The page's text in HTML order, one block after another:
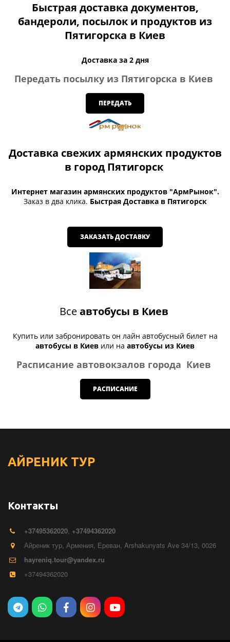
Быстрая доставка документов,
бандероли, посылок и продуктов из
Пятигорска в Киев
Доставка за 2 дня
Передать посылку из Пятигорска в Киев
ПЕРЕДАТЬ
Доставка свежих армянских продуктов
в город Пятигорск
Интернет магазин армянских продуктов "АрмРынок".
Заказ в два клика. Быстрая Доставка в Пятигорск
ЗАКАЗАТЬ ДОСТАВКУ
Всеавтобусы в Киев
Купить или забронировать он лайн автобусный билет на
автобусы в Киев или на автобусы из Киев
Расписание автовокзалов города Киев
РАСПИСАНИЕ
АЙРЕНИК ТУР
Контакты
+37495362020, +37494362020
Айреник тур, Армения, Ереван, Arshakunyats Ave 34/13, 0026
hayreniq.tour@yandex.ru
+37494362020